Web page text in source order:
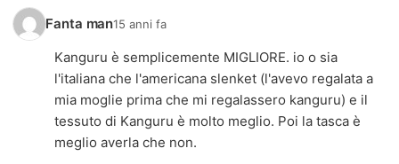
Fanta man15 anni fa
Kanguru è semplicemente MIGLIORE. io o sia
l'italiana che l'americana slenket (l'avevo regalata a
mia moglie prima che mi regalassero kanguru) e il
tessuto di Kanguru è molto meglio. Poi la tasca è
meglio averla che non.